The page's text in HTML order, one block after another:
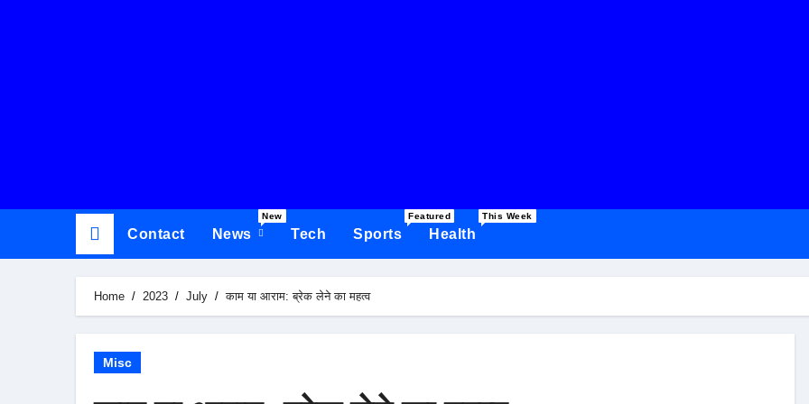
Contact News
New
Tech Sports
Featured
Health
This Week
Home 2023 July काम या आराम: ब्रेक लेने का महत्व
Misc